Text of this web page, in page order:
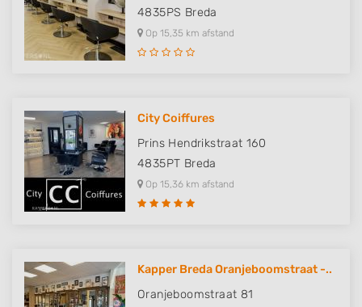
4835PS Breda
Op 15,35 km afstand
City Coiffures
Prins Hendrikstraat 160
4835PT Breda
Op 15,36 km afstand
Kapper Breda Oranjeboomstraat -..
Oranjeboomstraat 81